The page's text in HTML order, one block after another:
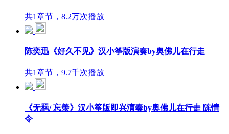
共1章节，8.2万次播放
陈奕迅《好久不见》汉小筝版演奏by奥佛儿在行走
共1章节，9.7千次播放
《无羁/ 忘羡》汉小筝版即兴演奏by奥佛儿在行走 陈情
令